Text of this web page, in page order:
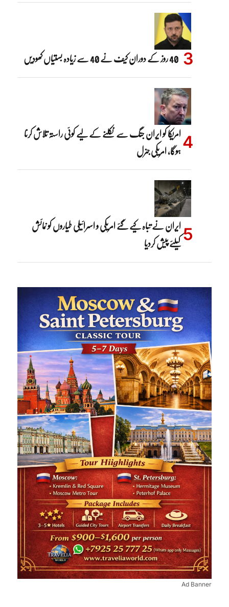
40 روز کے دوران کیف نے 40 سے زیادہ بستیاں کھودیں
امریکا کو ایران جنگ سے نکلنے کے لیے کوئی راستہ تلاش کرنا
ہوگا، امریکی جنرل
ایران نے تباہ کیے گئے امریکی و اسرائیلی طیاروں کو نمائش
کیلئے پیش کردیا
Ad Banner